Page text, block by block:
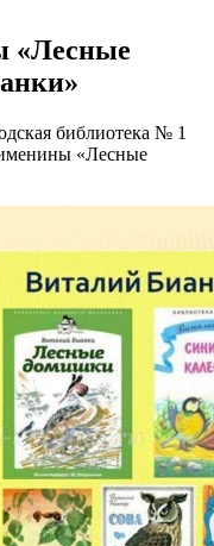
«Лесные
библиотека № 1
именины «Лесные